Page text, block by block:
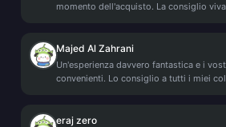
momento dell'acquisto. La consiglio
Majed Al Zahrani
Un'esperienza davvero fantastica e i
convenienti. Lo consiglio a tutti i miei
eraj zero